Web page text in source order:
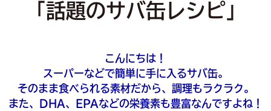
「話題のサバ缶レシピ」
こんにちは！
スーパーなどで簡単に手に入るサバ缶。
そのまま食べられる素材だから、調理もラクラク。
また、DHA、EPAなどの栄養素も豊富なんですよね！